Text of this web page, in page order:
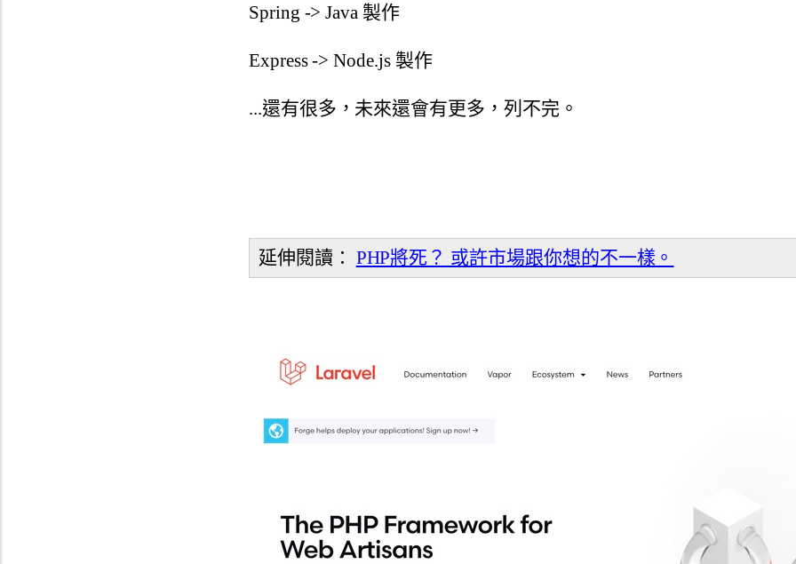
Spring -> Java 製作
Express -> Node.js 製作
...還有很多，未來還會有更多，列不完。
延伸閱讀： PHP將死？ 或許市場跟你想的不一樣。